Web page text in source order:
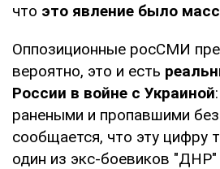
что это явление было
Оппозиционные росСМИ
вероятно, это и есть
России в войне с Украиной
ранеными и пропавшими
сообщается, что эту цифру
один из экс-боевиков "ДНР"